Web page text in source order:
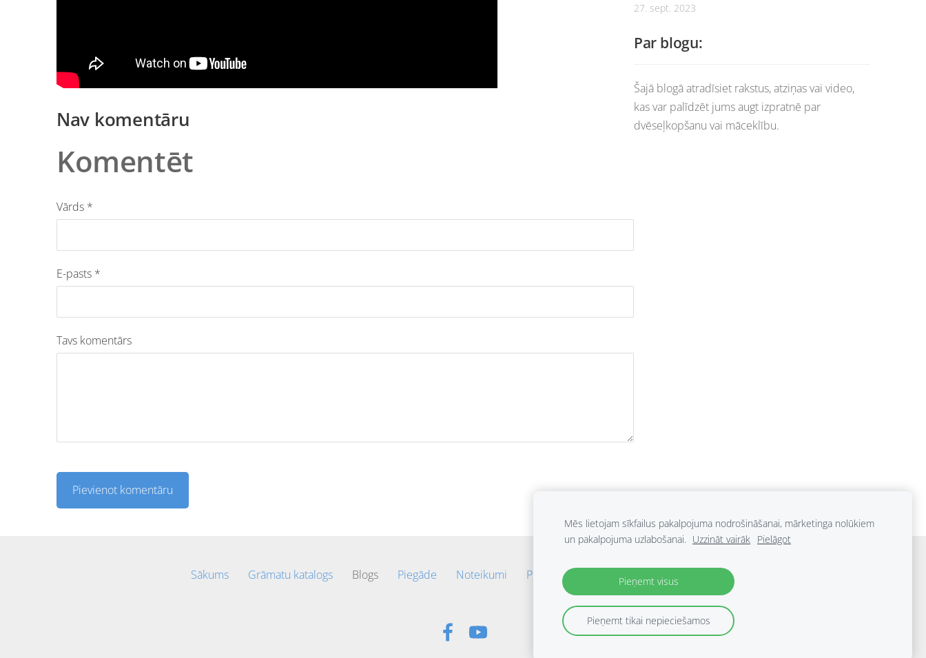
27. sept. 2023
Par blogu:
Šajā blogā atradīsiet rakstus, atziņas vai video,
kas var palīdzēt jums augt izpratnē par
dvēseļkopšanu vai māceklību.
Nav komentāru
Komentēt
Vārds *
E-pasts *
Tavs komentārs
Sākums Grāmatu katalogs Blogs Piegāde Noteikumi Privātuma politika Kontakti Sīkdatnes
Mēs lietojam sīkfailus pakalpojuma nodrošināšanai, mārketinga nolūkiem
un pakalpojuma uzlabošanai. Uzzināt vairāk Pielāgot
Pieņemt visus
Pieņemt tikai nepieciešamos